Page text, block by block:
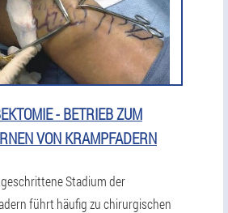
- BETRIEB ZUM
VON KRAMPFADERN
Stadium der
führt häufig zu chirurgischen